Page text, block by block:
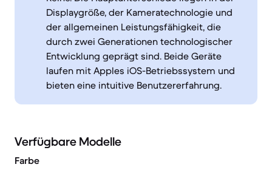
Displaygröße, der Kameratechnologie und
der allgemeinen Leistungsfähigkeit, die
durch zwei Generationen technologischer
Entwicklung geprägt sind. Beide Geräte
laufen mit Apples iOS-Betriebssystem und
bieten eine intuitive Benutzererfahrung.
Verfügbare Modelle
Farbe